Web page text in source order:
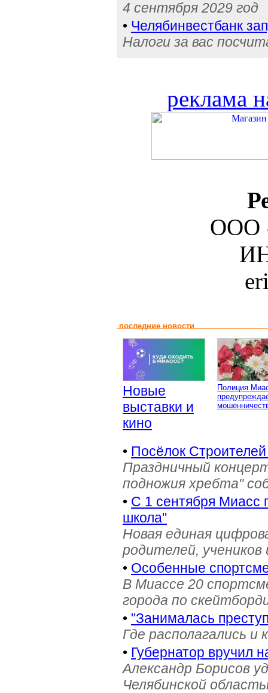
4 сентября 2029 год
• Челябинвестбанк
Налоги за вас
реклама
ООО
последние новости
Новые
выставки и
кино
Полиция
• Посёлок
Праздничный
подножия хребта"
• С 1 сентября Миасс
школа"
Новая единая
родителей, учеников
• Особенные
В Миассе 20
города по
• "Занималась
Где располагались и
• Губернатор вручил
Александр Борисов
Челябинской